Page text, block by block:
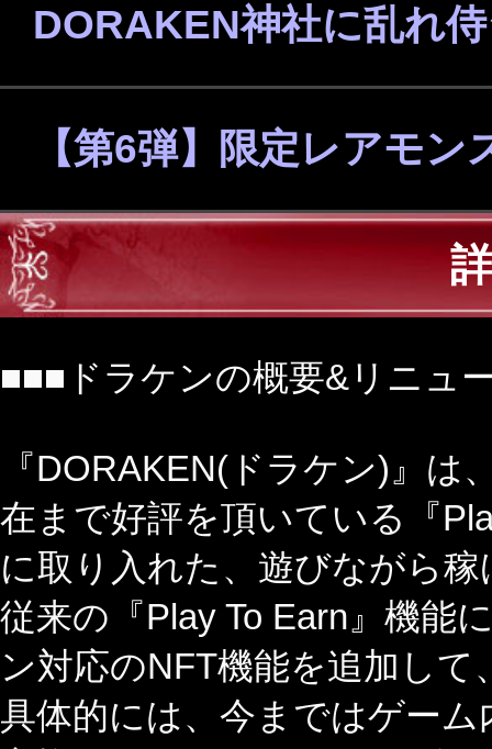
DORAKEN神社に乱れ
【第6弾】限定レアモン
■■■ドラケンの概要&リニュ
『DORAKEN(ドラケン)』
在まで好評を頂いている『
に取り入れた、遊びながら
従来の『Play To Earn』機能
ン対応のNFT機能を追加し
具体的には、今まではゲー